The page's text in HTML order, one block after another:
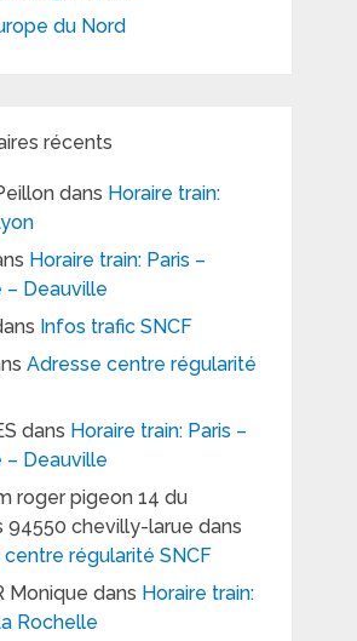
du Nord
récents
dans Horaire train:
Horaire train: Paris –
– Deauville
Infos trafic SNCF
Adresse centre régularité
dans Horaire train: Paris –
– Deauville
roger pigeon 14 du
94550 chevilly-larue dans
régularité SNCF
Monique dans Horaire train:
Rochelle